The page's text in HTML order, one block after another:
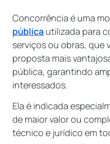
Concorrência é uma
pública utilizada para
serviços ou obras, que
proposta mais
pública, garantindo
interessados.
Ela é indicada
de maior valor ou
técnico e jurídico em